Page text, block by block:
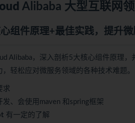
Alibaba 大型互联网
组件原理+最佳实践，提升
Alibaba，深入剖析5大核心组件原理
，轻松应对微服务领域的各种技术难题。
求
发、会使用maven 和spring框架
有一定的了解